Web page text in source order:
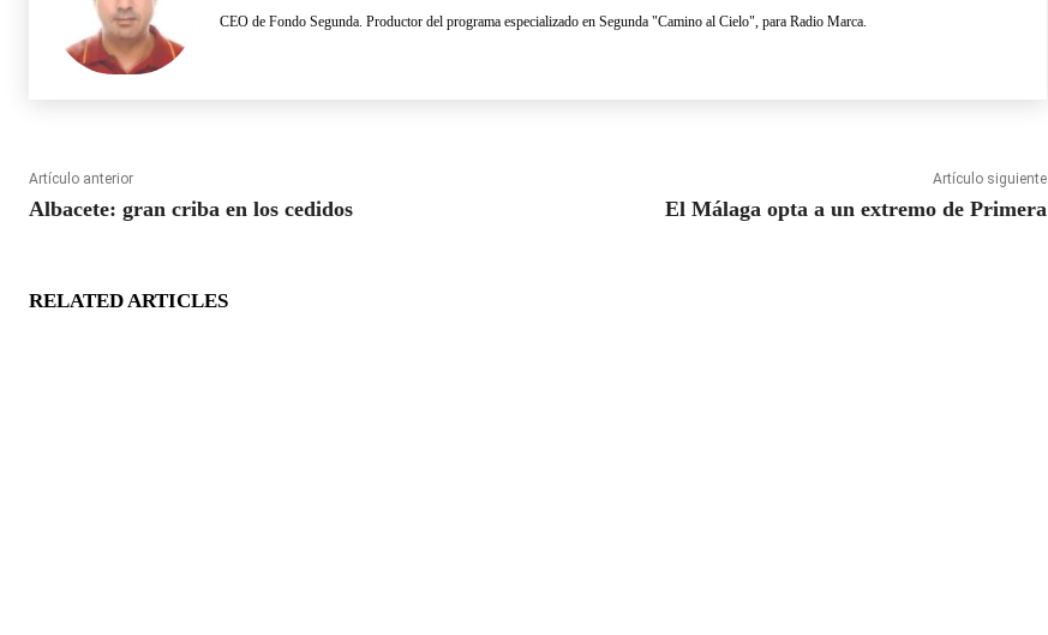
CEO de Fondo Segunda. Productor del programa especializado en Segunda "Camino al Cielo", para Radio Marca.
Artículo anterior
Albacete: gran criba en los cedidos
Artículo siguiente
El Málaga opta a un extremo de Primera
RELATED ARTICLES